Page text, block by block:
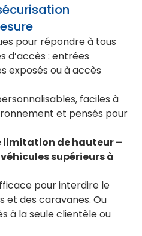
pour répondre à tous
d’accès : entrées
exposés ou à accès
faciles à
et pensés pour
limitation de hauteur –
supérieurs à
pour interdire le
et des caravanes. Ou
à la seule clientèle ou